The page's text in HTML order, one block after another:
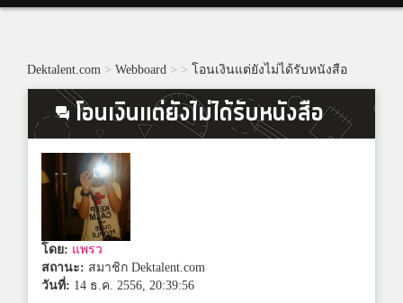
Dektalent.com > Webboard > > โอนเงินแต่ยังไม่ได้รับหนังสือ
โอนเงินแต่ยังไม่ได้รับหนังสือ
โดย: แพรว
สถานะ: สมาชิก Dektalent.com
วันที่: 14 ธ.ค. 2556, 20:39:56